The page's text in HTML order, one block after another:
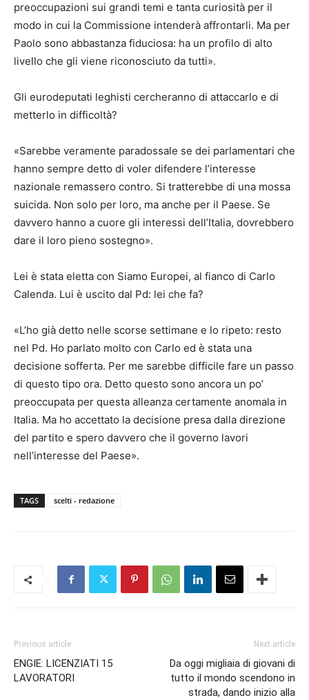
preoccupazioni sui grandi temi e tanta curiosità per il
modo in cui la Commissione intenderà affrontarli. Ma per
Paolo sono abbastanza fiduciosa: ha un profilo di alto
livello che gli viene riconosciuto da tutti».
Gli eurodeputati leghisti cercheranno di attaccarlo e di
metterlo in difficoltà?
«Sarebbe veramente paradossale se dei parlamentari che
hanno sempre detto di voler difendere l’interesse
nazionale remassero contro. Si tratterebbe di una mossa
suicida. Non solo per loro, ma anche per il Paese. Se
davvero hanno a cuore gli interessi dell’Italia, dovrebbero
dare il loro pieno sostegno».
Lei è stata eletta con Siamo Europei, al fianco di Carlo
Calenda. Lui è uscito dal Pd: lei che fa?
«L’ho già detto nelle scorse settimane e lo ripeto: resto
nel Pd. Ho parlato molto con Carlo ed è stata una
decisione sofferta. Per me sarebbe difficile fare un passo
di questo tipo ora. Detto questo sono ancora un po’
preoccupata per questa alleanza certamente anomala in
Italia. Ma ho accettato la decisione presa dalla direzione
del partito e spero davvero che il governo lavori
nell’interesse del Paese».
TAGS scelti - redazione
Previous article
ENGIE: LICENZIATI 15
LAVORATORI
Next article
Da oggi migliaia di giovani di
tutto il mondo scendono in
strada, dando inizio alla